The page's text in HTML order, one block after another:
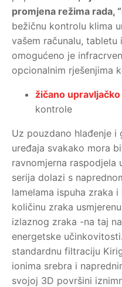
promjena režima rada,
bežičnu kontrolu klima
vašem računalu,
omogućeno je
opcionalnim rješenjima
žičano
kontrole
Uz pouzdano hlađenje i
uređaja svakako mora
ravnomjerna raspodjela
serija dolazi s
lamelama ispuha zraka i
količinu zraka
izlaznog zraka -na taj
energetske
standardnu filtraciju
ionima srebra i
svojoj 3D površini